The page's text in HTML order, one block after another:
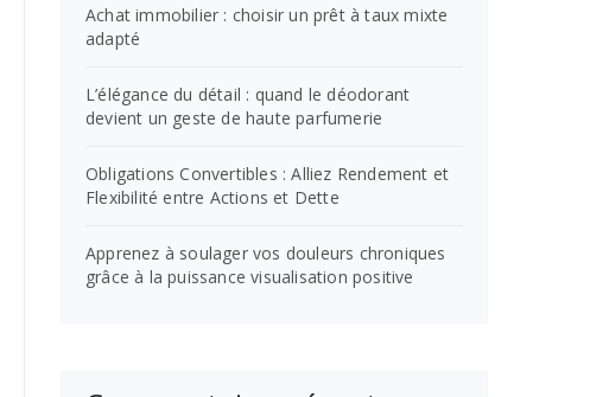
Achat immobilier : choisir un prêt à taux mixte
adapté
L’élégance du détail : quand le déodorant
devient un geste de haute parfumerie
Obligations Convertibles : Alliez Rendement et
Flexibilité entre Actions et Dette
Apprenez à soulager vos douleurs chroniques
grâce à la puissance visualisation positive